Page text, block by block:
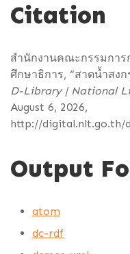
Citation
สำนักงานคณะกรรมกา
ศึกษาธิการ, “สาดน้ำสง
D-Library | National
August 6, 2026,
http://digital.nlt.go.th/
Output
atom
dc-rdf